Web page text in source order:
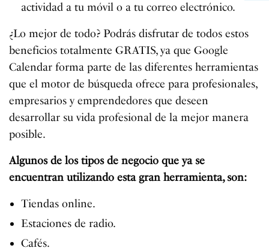
actividad a tu móvil o a tu correo electrónico.
¿Lo mejor de todo? Podrás disfrutar de todos estos
beneficios totalmente GRATIS, ya que Google
Calendar forma parte de las diferentes herramientas
que el motor de búsqueda ofrece para profesionales,
empresarios y emprendedores que deseen
desarrollar su vida profesional de la mejor manera
posible.
Algunos de los tipos de negocio que ya se
encuentran utilizando esta gran herramienta, son:
Tiendas online.
Estaciones de radio.
Cafés.